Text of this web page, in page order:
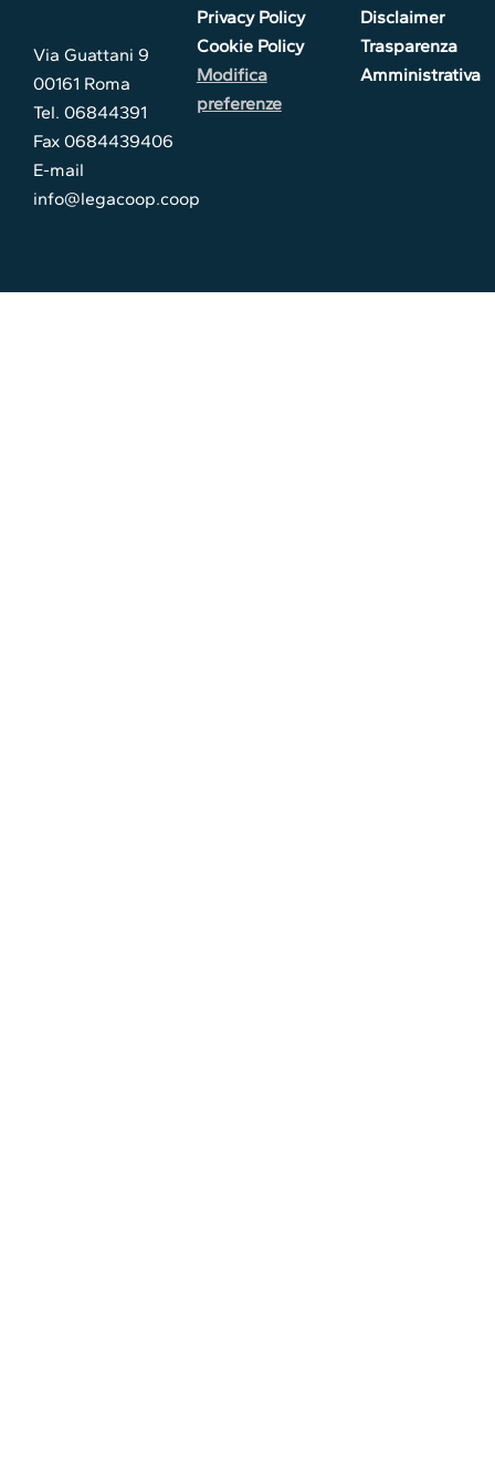
Via Guattani 9
00161 Roma
Tel. 06844391
Fax 0684439406
E-mail
info@legacoop.coop
Privacy Policy
Cookie Policy
Modifica
preferenze
Disclaimer
Trasparenza
Amministrativa